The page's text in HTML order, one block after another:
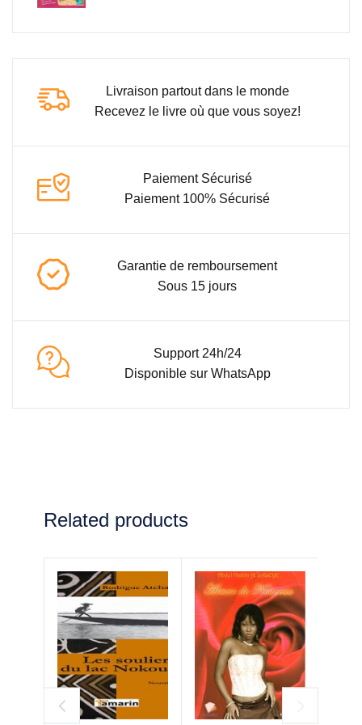
Livraison partout dans le monde
Recevez le livre où que vous soyez!
Paiement Sécurisé
Paiement 100% Sécurisé
Garantie de remboursement
Sous 15 jours
Support 24h/24
Disponible sur WhatsApp
Related products